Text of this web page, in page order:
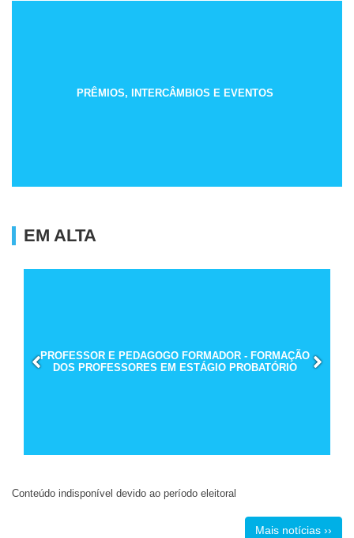
PRÊMIOS, INTERCÂMBIOS E EVENTOS
EM ALTA
PROFESSOR E PEDAGOGO FORMADOR - FORMAÇÃO
DOS PROFESSORES EM ESTÁGIO PROBATÓRIO
Conteúdo indisponível devido ao período eleitoral
Mais notícias ››